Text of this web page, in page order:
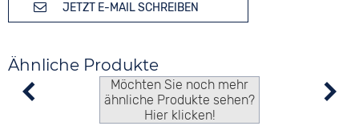
JETZT E-MAIL SCHREIBEN
Ähnliche Produkte
Möchten Sie noch mehr
ähnliche Produkte sehen?
Hier klicken!